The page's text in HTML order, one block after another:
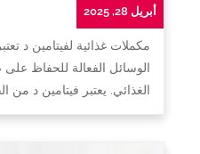
أبريل 28, 2025
مكملات غذائية لفيتامين د
الوسائل الفعالة للحفاظ
الغذائي. يعتبر فيتامين د من